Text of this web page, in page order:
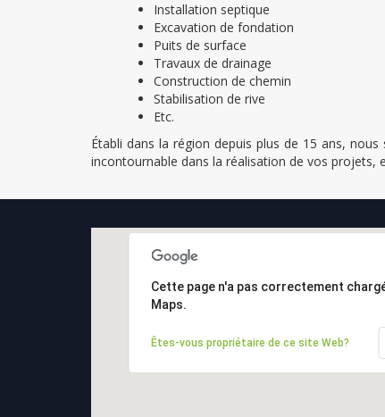
Installation septique
Excavation de fondation
Puits de surface
Travaux de drainage
Construction de chemin
Stabilisation de rive
Etc.
Établi dans la région depuis plus de 15 ans,
incontournable dans la réalisation de vos projets,
Cette page n'a pas correctement
Maps.
Êtes-vous propriétaire de ce site Web?